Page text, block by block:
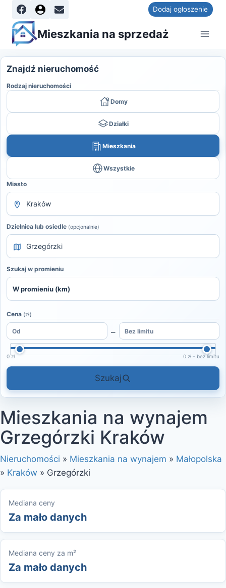
Dodaj ogłoszenie
Mieszkania na sprzedaż
Znajdź nieruchomość
Rodzaj nieruchomości
Domy
Działki
Mieszkania
Wszystkie
Miasto
Dzielnica lub osiedle (opcjonalnie)
Szukaj w promieniu
Cena (zł)
–
0 zł 0 zł – bez limitu
Szukaj
Mieszkania na wynajem
Grzegórzki Kraków
Nieruchomości » Mieszkania na wynajem » Małopolska
» Kraków » Grzegórzki
Mediana ceny
Za mało danych
Mediana ceny za m²
Za mało danych